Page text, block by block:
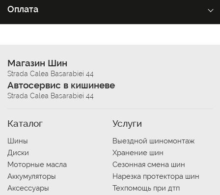
Оплата
Магазин Шин
Strada Calea Basarabiei 44
Автосервис в кишиневе
Strada Calea Basarabiei 44
Каталог
Шины
Диски
Моторные масла
Аккумуляторы
Аксессуары
Услуги
Выездной шиномонтаж
Хранение шин
Сезонная смена шин
Нарезка протектора шин
Техпомощь при дтп